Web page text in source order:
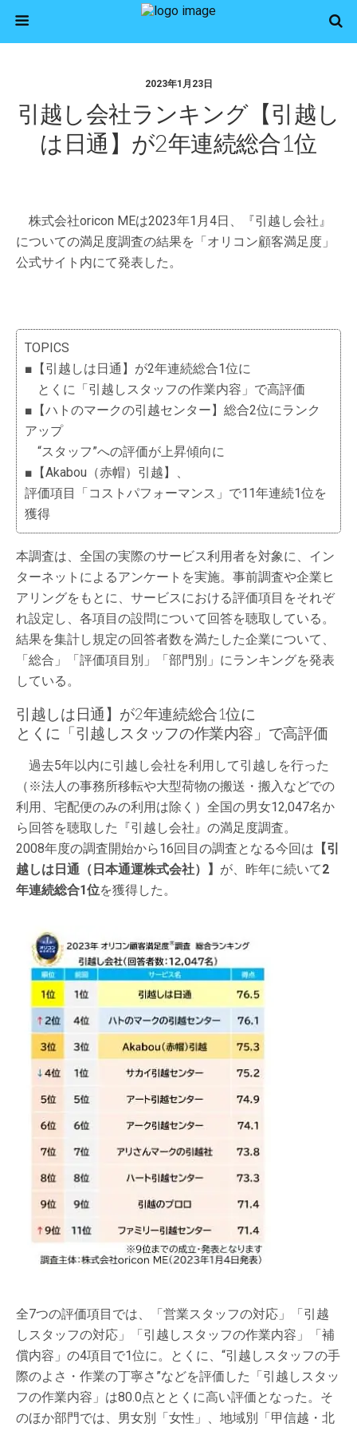
2023年1月23日
引越し会社ランキング【引越し
は日通】が2年連続総合1位
株式会社oricon MEは2023年1月4日、『引越し会社』
についての満足度調査の結果を「オリコン顧客満足度」
公式サイト内にて発表した。
TOPICS
■【引越しは日通】が2年連続総合1位に
とくに「引越しスタッフの作業内容」で高評価
■【ハトのマークの引越センター】総合2位にランク
アップ
“スタッフ”への評価が上昇傾向に
■【Akabou（赤帽）引越】、
評価項目「コストパフォーマンス」で11年連続1位を
獲得
本調査は、全国の実際のサービス利用者を対象に、イン
ターネットによるアンケートを実施。事前調査や企業ヒ
アリングをもとに、サービスにおける評価項目をそれぞ
れ設定し、各項目の設問について回答を聴取している。
結果を集計し規定の回答者数を満たした企業について、
「総合」「評価項目別」「部門別」にランキングを発表
している。
引越しは日通】が2年連続総合1位に
とくに「引越しスタッフの作業内容」で高評価
過去5年以内に引越し会社を利用して引越しを行った
（※法人の事務所移転や大型荷物の搬送・搬入などでの
利用、宅配便のみの利用は除く）全国の男女12,047名か
ら回答を聴取した『引越し会社』の満足度調査。
2008年度の調査開始から16回目の調査となる今回は 【引
越しは日通（日本通運株式会社）】 が、昨年に続いて2
年連続総合1位を獲得した。
全7つの評価項目では、「営業スタッフの対応」「引越
しスタッフの対応」「引越しスタッフの作業内容」「補
償内容」の4項目で1位に。とくに、“引越しスタッフの手
際のよさ・作業の丁寧さ”などを評価した「引越しスタッ
フの作業内容」は80.0点ととくに高い評価となった。そ
のほか部門では、男女別「女性」、地域別「甲信越・北